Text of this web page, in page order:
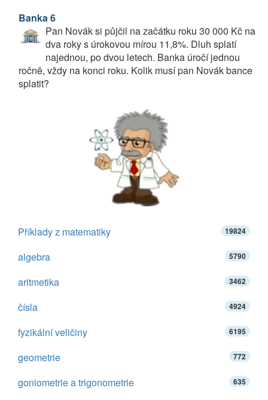
Banka 6
Pan Novák si půjčil na začátku roku 30 000 Kč na
dva roky s úrokovou mírou 11,8%. Dluh splatí
najednou, po dvou letech. Banka úročí jednou
ročně, vždy na konci roku. Kolik musí pan Novák bance
splatit?
Příklady z matematiky 19824
algebra 5790
aritmetika 3462
čísla 4924
fyzikální veličiny 6195
geometrie 772
goniometrie a trigonometrie 635